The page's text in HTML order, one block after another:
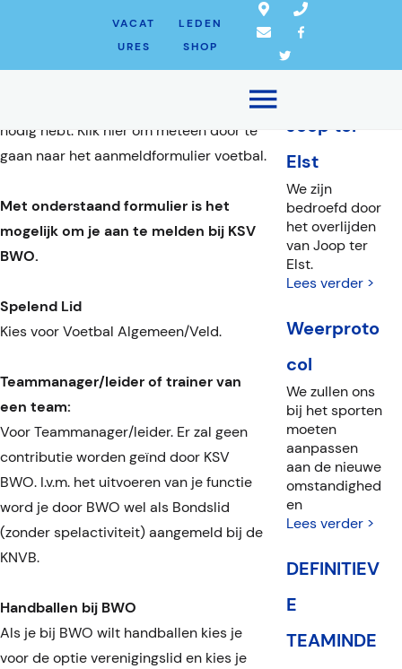
VACAT
URES
LEDEN
SHOP
LID WORDEN
Wil je ook lid worden van onze mooie
nodig hebt. Klik hier om meteen door te
gaan naar het aanmeldformulier voetbal.
Met onderstaand formulier is het
mogelijk om je aan te melden bij KSV
BWO.
Spelend Lid
Kies voor Voetbal Algemeen/Veld.
Teammanager/leider of trainer van
een team:
Voor Teammanager/leider. Er zal geen
contributie worden geïnd door KSV
BWO. I.v.m. het uitvoeren van je functie
word je door BWO wel als Bondslid
(zonder spelactiviteit) aangemeld bij de
KNVB.
Handballen bij BWO
Als je bij BWO wilt handballen kies je
voor de optie verenigingslid en kies je
LAATSTE
NIEUWS
Joop ter
Elst
We zijn
bedroefd door
het overlijden
van Joop ter
Elst.
Lees verder >
Weerproto
col
We zullen ons
bij het sporten
moeten
aanpassen
aan de nieuwe
omstandighed
en
Lees verder >
DEFINITIEV
E
TEAMINDE